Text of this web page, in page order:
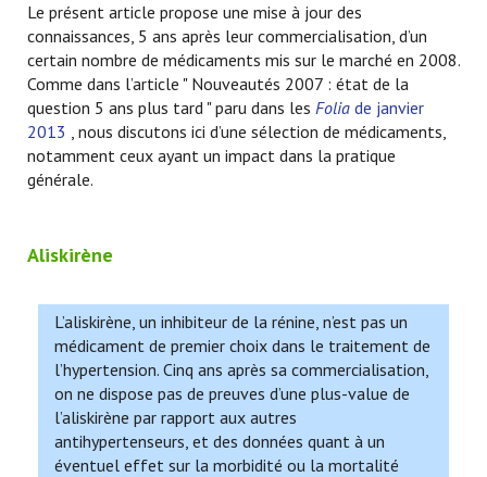
Le présent article propose une mise à jour des
connaissances, 5 ans après leur commercialisation, d’un
certain nombre de médicaments mis sur le marché en 2008.
Comme dans l’article " Nouveautés 2007 : état de la
question 5 ans plus tard " paru dans les Folia de janvier
2013 , nous discutons ici d’une sélection de médicaments,
notamment ceux ayant un impact dans la pratique
générale.
Aliskirène
L’aliskirène, un inhibiteur de la rénine, n’est pas un
médicament de premier choix dans le traitement de
l’hypertension. Cinq ans après sa commercialisation,
on ne dispose pas de preuves d’une plus-value de
l’aliskirène par rapport aux autres
antihypertenseurs, et des données quant à un
éventuel effet sur la morbidité ou la mortalité